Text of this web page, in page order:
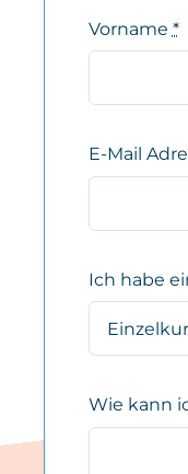
Vorname *
E-Mail
Ich habe
Wie kann